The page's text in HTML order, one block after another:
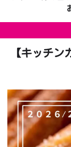
【キッチ